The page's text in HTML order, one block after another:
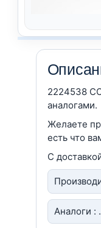
2224538
аналогами.
Желаете
есть что
С
Аналоги : .